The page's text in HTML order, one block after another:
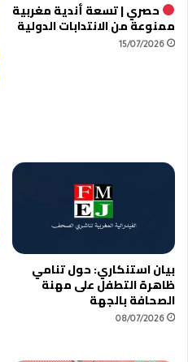
حصري | تسعة أندية مغربية
ممنوعة من الانتدابات الدولية
15/07/2026
بيان استنكاري: حول تنامي
ظاهرة التطفل على مهنة
الصحافة بالجهة
08/07/2026